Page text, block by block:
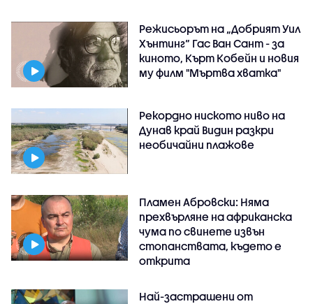
Режисьорът на „Добрият Уил
Хънтинг“ Гас Ван Сант - за
киното, Кърт Кобейн и новия
му филм "Мъртва хватка"
Рекордно ниското ниво на
Дунав край Видин разкри
необичайни плажове
Пламен Абровски: Няма
прехвърляне на африканска
чума по свинете извън
стопанствата, където е
открита
Най-застрашени от